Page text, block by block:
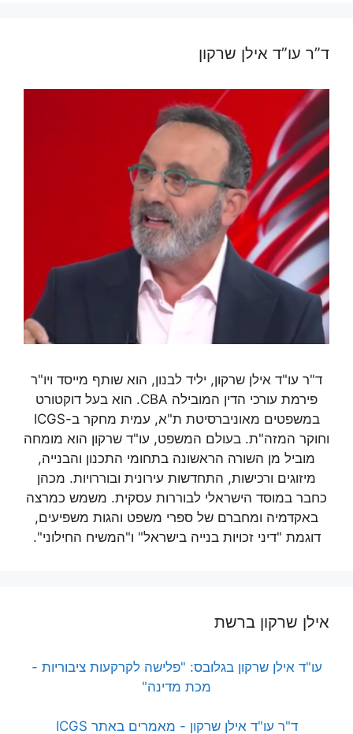
ד”ר עו”ד אילן שרקון
ד"ר עו"ד אילן שרקון, יליד לבנון, הוא שותף מייסד ויו"ר
פירמת עורכי הדין המובילה CBA. הוא בעל דוקטורט
במשפטים מאוניברסיטת ת"א, עמית מחקר ב-ICGS
וחוקר המזה"ת. בעולם המשפט, עו"ד שרקון הוא מומחה
מוביל מן השורה הראשונה בתחומי התכנון והבנייה,
מיזוגים ורכישות, התחדשות עירונית ובוררויות. מכהן
כחבר במוסד הישראלי לבוררות עסקית. משמש כמרצה
באקדמיה ומחברם של ספרי משפט והגות משפיעים,
דוגמת "דיני זכויות בנייה בישראל" ו"המשיח החילוני".
אילן שרקון ברשת
עו"ד אילן שרקון בגלובס: "פלישה לקרקעות ציבוריות -
מכת מדינה"
ד"ר עו"ד אילן שרקון - מאמרים באתר ICGS